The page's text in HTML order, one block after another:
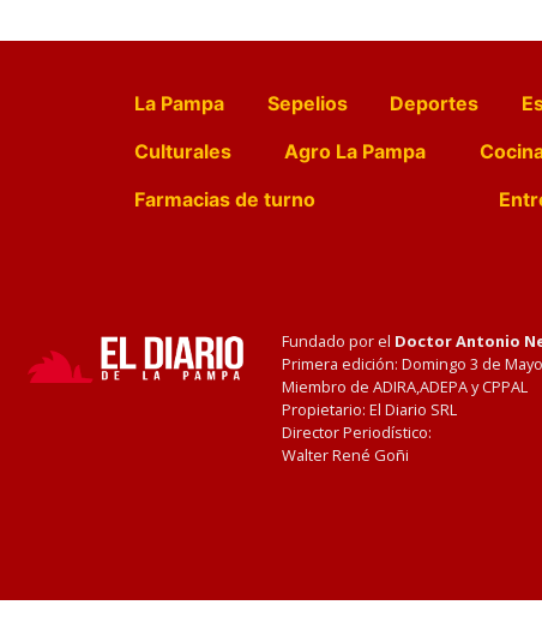
La Pampa Sepelios Deportes
Culturales
Agro La Pampa
Farmacias de turno
Fundado por el Doctor Antonio
Primera edición: Domingo 3 de
Miembro de ADIRA,ADEPA y CPPAL
Propietario: El Diario SRL
Director Periodístico:
Walter René Goñi